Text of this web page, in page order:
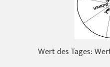
Wert des Tages: